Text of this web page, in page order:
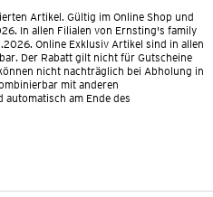
Artikel. Gültig im Online Shop und
In allen Filialen von Ernsting's family
Online Exklusiv Artikel sind in allen
Der Rabatt gilt nicht für Gutscheine
nicht nachträglich bei Abholung in
mit anderen
am Ende des